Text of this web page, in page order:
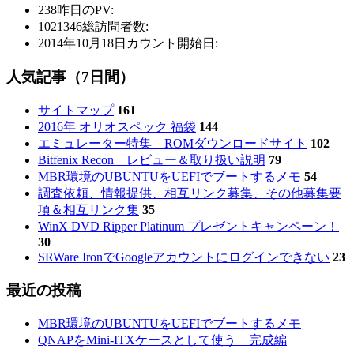
238昨日のPV:
1021346総訪問者数:
2014年10月18日 カウント開始日:
人気記事（7日間）
サイトマップ 161
2016年 オリオスペック 福袋 144
エミュレーター特集 ROMダウンロードサイト 102
Bitfenix Recon レビュー＆取り扱い説明 79
MBR環境のUBUNTUをUEFIでブートするメモ 54
調査依頼、情報提供、相互リンク募集、その他募集要
項＆相互リンク集 35
WinX DVD Ripper Platinum プレゼントキャンペーン！
30
SRWare IronでGoogleアカウントにログインできない 23
最近の投稿
MBR環境のUBUNTUをUEFIでブートするメモ
QNAPをMini-ITXケースとして使う 完成編